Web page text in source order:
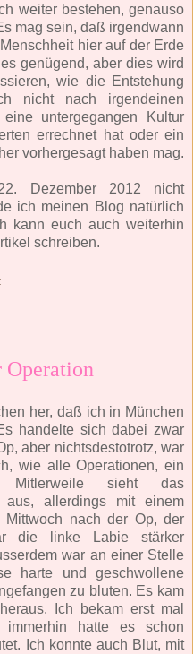
weiter bestehen, genauso
mag sein, daß irgendwann
hier auf der Erde
genügend, aber dies wird
wie die Entstehung
nicht nach irgendeinen
untergegangen Kultur
errechnet hat oder ein
vorhergesagt haben mag.
Dezember 2012 nicht
ich meinen Blog natürlich
kann euch auch weiterhin
schreiben.
Operation
her, daß ich in München
handelte sich dabei zwar
aber nichtsdestotrotz, war
wie alle Operationen, ein
sieht das
aus, allerdings mit einem
nach der Op, der
die linke Labie stärker
war an einer Stelle
harte und geschwollene
zu bluten. Es kam
Ich bekam erst mal
hatte es schon
Ich konnte auch Blut, mit